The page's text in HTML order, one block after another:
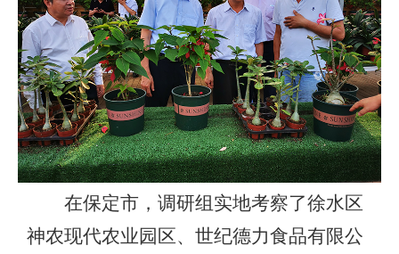
在保定市，调研组实地考察了徐水区
神农现代农业园区、世纪德力食品有限公